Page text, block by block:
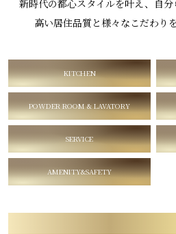
新時代の都心スタイルを叶え、 自
高い居住品質と様々な こだわり
KITCHEN
POWDER ROOM & LAVATORY
SERVICE
AMENITY&SAFETY